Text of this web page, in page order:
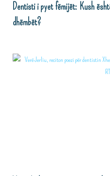
Dentisti i pyet fëmijët: Kush
dhëmbët?